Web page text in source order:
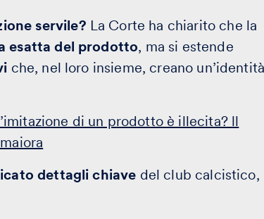
servile? La Corte ha chiarito che la
esatta del prodotto, ma si estende
che, nel loro insieme, creano un’identità
di un prodotto è illecita? ll
dettagli chiave del club calcistico,